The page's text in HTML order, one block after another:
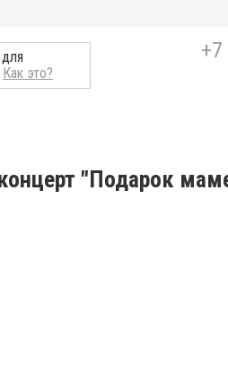
Как это?
"Подарок